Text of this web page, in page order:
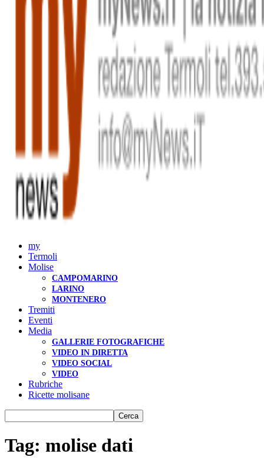
my
Termoli
Molise
CAMPOMARINO
LARINO
MONTENERO
Tremiti
Eventi
Media
GALLERIE FOTOGRAFICHE
VIDEO IN DIRETTA
VIDEO SOCIAL
VIDEO
Rubriche
Ricette molisane
Tag: molise dati